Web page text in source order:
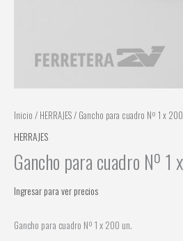
Inicio / HERRAJES/ Gancho para cuadro Nº 1 x
HERRAJES
Gancho para cuadro Nº
Ingresar para ver precios
Gancho para cuadro Nº 1 x 200 un.